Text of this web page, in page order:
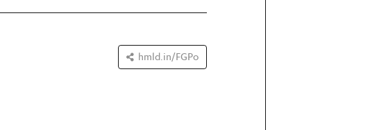
hmld.in/FGPo